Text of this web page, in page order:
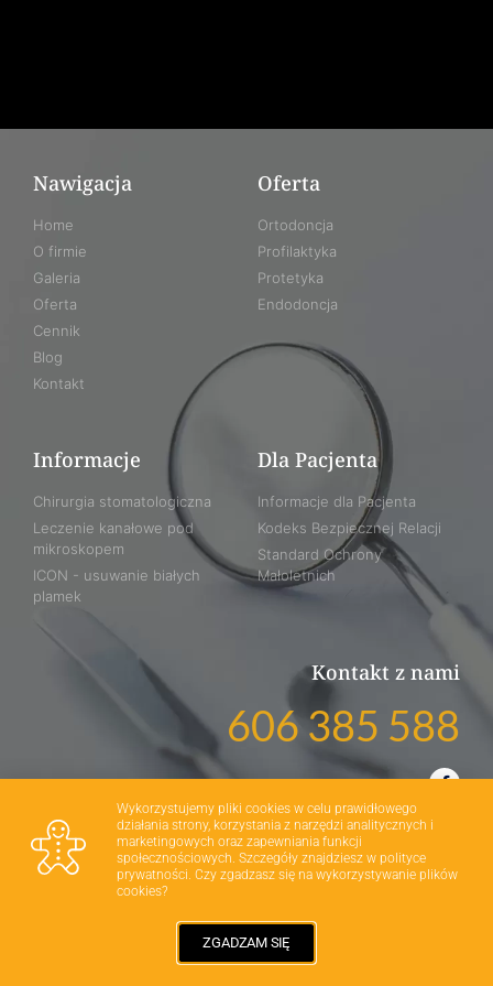
Nawigacja
Home
O firmie
Galeria
Oferta
Cennik
Blog
Kontakt
Oferta
Ortodoncja
Profilaktyka
Protetyka
Endodoncja
Informacje
Chirurgia stomatologiczna
Leczenie kanałowe pod
mikroskopem
ICON - usuwanie białych
plamek
Dla Pacjenta
Informacje dla Pacjenta
Kodeks Bezpiecznej Relacji
Standard Ochrony
Małoletnich
Kontakt z nami
606 385 588
© All rights reserved - Ortodentica
Wykorzystujemy pliki cookies w celu prawidłowego
działania strony, korzystania z narzędzi analitycznych i
marketingowych oraz zapewniania funkcji
społecznościowych. Szczegóły znajdziesz w polityce
prywatności. Czy zgadzasz się na wykorzystywanie plików
cookies?
ZGADZAM SIĘ